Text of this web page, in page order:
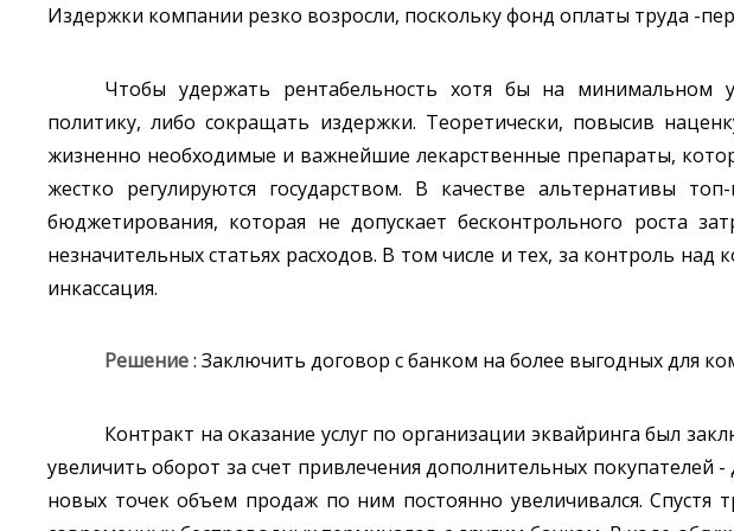
Издержки компании резко возросли, поскольку фонд оплаты труда -
Чтобы удержать рентабельность хотя бы на минимальном
политику, либо сокращать издержки. Теоретически, повысив
жизненно необходимые и важнейшие лекарственные препараты,
жестко регулируются государством. В качестве альтернативы
бюджетирования, которая не допускает бесконтрольного роста
незначительных статьях расходов. В том числе и тех, за контроль
инкассация.
Решение: Заключить договор с банком на более выгодных для
Контракт на оказание услуг по организации эквайринга был
увеличить оборот за счет привлечения дополнительных
новых точек объем продаж по ним постоянно увеличивался. Спустя